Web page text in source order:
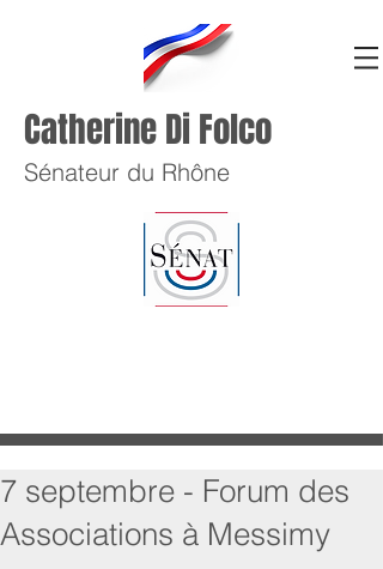
Catherine Di Folco
Sénateur du Rhône
7 septembre - Forum des
Associations à Messimy